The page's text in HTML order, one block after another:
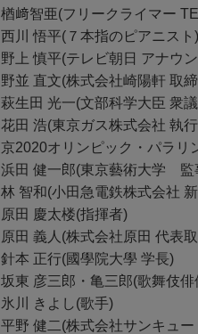
楢﨑智亜(フリークライマー
西川 悟平(７本指のピアニスト)
野上 慎平(テレビ朝日 アナウ
野並 直文(株式会社崎陽軒 取
萩生田 光一(文部科学大臣 衆
花田 浩(東京ガス株式会社 執
京2020オリンピック・パラリ
浜田 健一郎(東京藝術大学
林 智和(小田急電鉄株式会社
原田 慶太楼(指揮者)
原田 義人(株式会社原田 代表
針本 正行(國學院大學 学長)
坂東 彦三郎・亀三郎(歌舞伎俳
氷川 きよし(歌手)
平野 健二(株式会社サンキュ